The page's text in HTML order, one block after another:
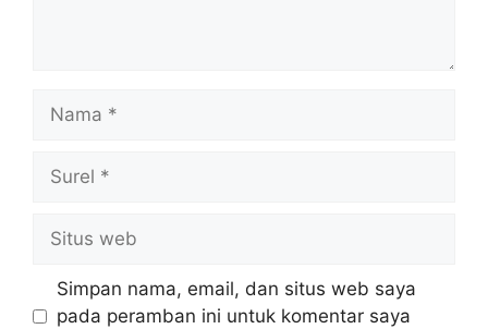
Nama
Surel
Situs
web
Simpan nama, email, dan situs web saya
pada peramban ini untuk komentar saya